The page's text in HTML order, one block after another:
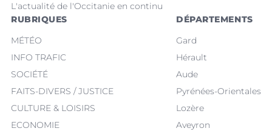
L'actualité de l'Occitanie en continu
RUBRIQUES
MÉTÉO
INFO TRAFIC
SOCIÉTÉ
FAITS-DIVERS / JUSTICE
CULTURE & LOISIRS
ECONOMIE
DÉPARTEMENTS
Gard
Hérault
Aude
Pyrénées-Orientales
Lozère
Aveyron